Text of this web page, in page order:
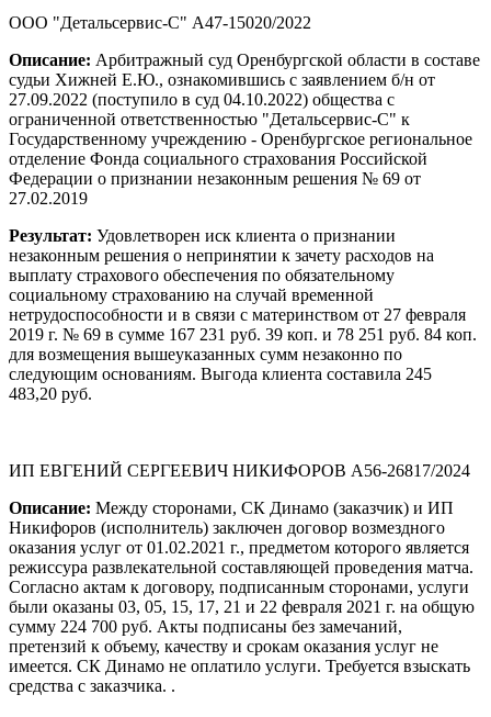
ООО "Детальсервис-С" А47-15020/2022
Описание: Арбитражный суд Оренбургской области в составе
судьи Хижней Е.Ю., ознакомившись с заявлением б/н от
27.09.2022 (поступило в суд 04.10.2022) общества с
ограниченной ответственностью "Детальсервис-С" к
Государственному учреждению - Оренбургское региональное
отделение Фонда социального страхования Российской
Федерации о признании незаконным решения № 69 от
27.02.2019
Результат: Удовлетворен иск клиента о признании
незаконным решения о непринятии к зачету расходов на
выплату страхового обеспечения по обязательному
социальному страхованию на случай временной
нетрудоспособности и в связи с материнством от 27 февраля
2019 г. № 69 в сумме 167 231 руб. 39 коп. и 78 251 руб. 84 коп.
для возмещения вышеуказанных сумм незаконно по
следующим основаниям. Выгода клиента составила 245
483,20 руб.
ИП ЕВГЕНИЙ СЕРГЕЕВИЧ НИКИФОРОВ А56-26817/2024
Описание: Между сторонами, СК Динамо (заказчик) и ИП
Никифоров (исполнитель) заключен договор возмездного
оказания услуг от 01.02.2021 г., предметом которого является
режиссура развлекательной составляющей проведения матча.
Согласно актам к договору, подписанным сторонами, услуги
были оказаны 03, 05, 15, 17, 21 и 22 февраля 2021 г. на общую
сумму 224 700 руб. Акты подписаны без замечаний,
претензий к объему, качеству и срокам оказания услуг не
имеется. СК Динамо не оплатило услуги. Требуется взыскать
средства с заказчика. .